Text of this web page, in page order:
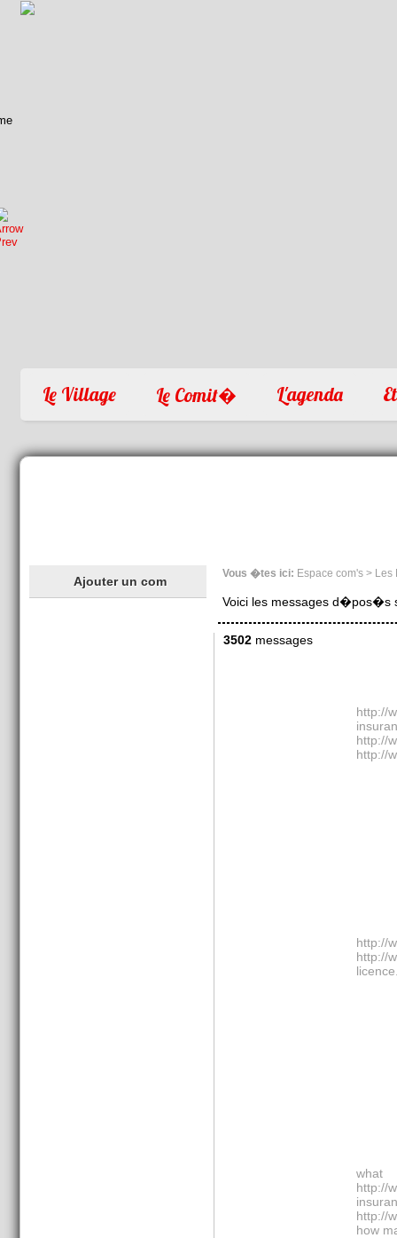
Le Village Le Comit� L'agenda
Vous �tes ici: Espace com's > Les
Voici les messages d�pos�s
3502messages
http://
http://
http://
http://
http://
http://
http://
how
Ajouter un com